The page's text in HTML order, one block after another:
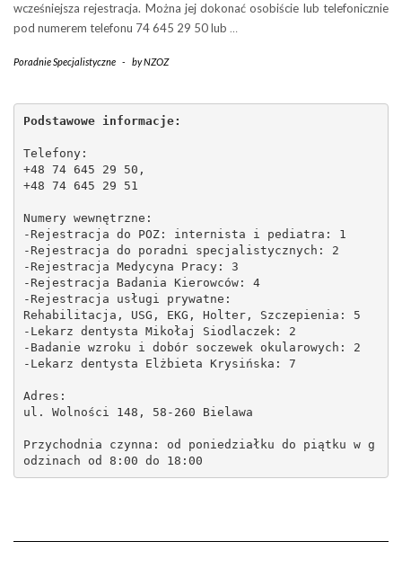
wcześniejsza rejestracja. Można jej dokonać osobiście lub telefonicznie
pod numerem telefonu 74 645 29 50 lub …
Poradnie Specjalistyczne - byNZOZ
Podstawowe informacje:
Telefony:
+48 74 645 29 50,
+48 74 645 29 51
Numery wewnętrzne:
-Rejestracja do POZ: internista i pediatra: 1
-Rejestracja do poradni specjalistycznych: 2
-Rejestracja Medycyna Pracy: 3
-Rejestracja Badania Kierowców: 4
-Rejestracja usługi prywatne:
Rehabilitacja, USG, EKG, Holter, Szczepienia: 5
-Lekarz dentysta Mikołaj Siodlaczek: 2
-Badanie wzroku i dobór soczewek okularowych: 2
-Lekarz dentysta Elżbieta Krysińska: 7
Adres:
ul. Wolności 148, 58-260 Bielawa
Przychodnia czynna: od poniedziałku do piątku w g
odzinach od 8:00 do 18:00